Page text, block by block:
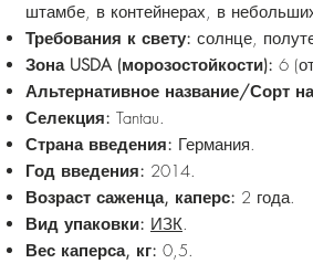
штамбе, в контейнерах, в
Требования к свету: солнце,
Зона USDA (морозостойкости): 6
Альтернативное название/Сорт
Селекция: Tantau.
Страна введения: Германия.
Год введения: 2014.
Возраст саженца, каперс: 2 года.
Вид упаковки: ИЗК.
Вес каперса, кг: 0,5.